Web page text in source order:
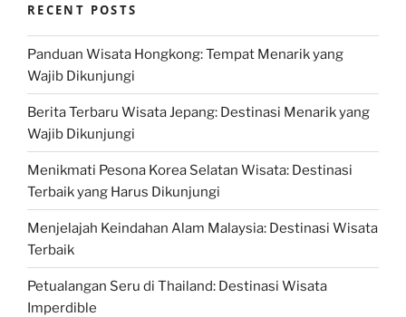
RECENT POSTS
Panduan Wisata Hongkong: Tempat Menarik yang
Wajib Dikunjungi
Berita Terbaru Wisata Jepang: Destinasi Menarik yang
Wajib Dikunjungi
Menikmati Pesona Korea Selatan Wisata: Destinasi
Terbaik yang Harus Dikunjungi
Menjelajah Keindahan Alam Malaysia: Destinasi Wisata
Terbaik
Petualangan Seru di Thailand: Destinasi Wisata
Imperdible